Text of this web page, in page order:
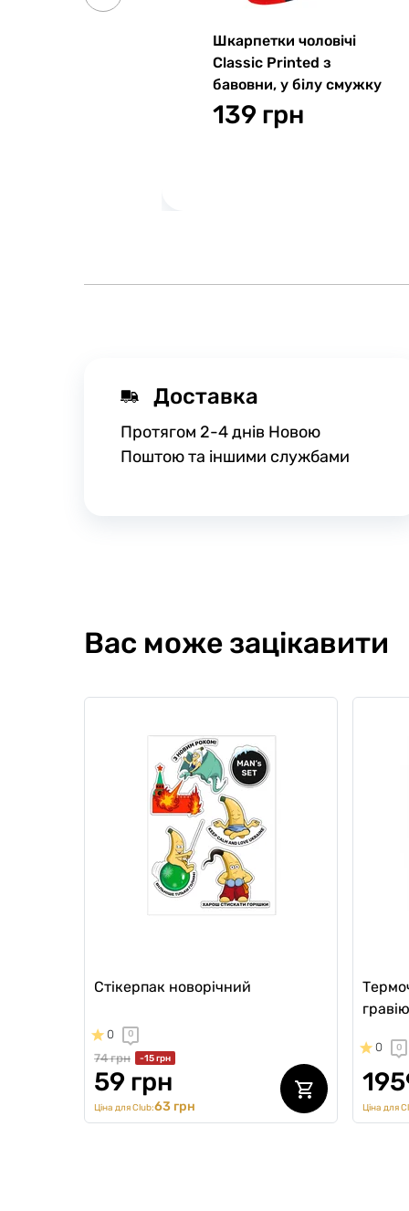
Шкарпетки чоловічі
Classic Printed з
бавовни, у білу смужку
139 грн
Доставка
Протягом 2-4 днів Новою
Поштою та іншими службами
Вас може зацікавити
Стікерпак новорічний
0 0
74 грн -15 грн
59 грн
Ціна для Club:63 грн
0 0
Ціна для